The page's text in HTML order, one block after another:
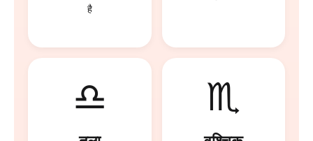
है
♎ ♏